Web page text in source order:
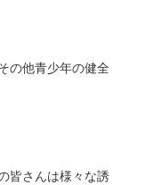
の他青少年の健全
皆さんは様々な誘